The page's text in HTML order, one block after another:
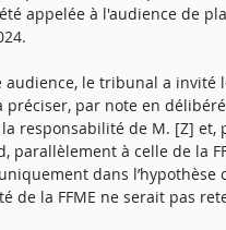
appelée à l'audience de
audience, le tribunal a invité
préciser, par note en
responsabilité de M. [Z] et,
parallèlement à celle de la
dans l’hypothèse
de la FFME ne serait pas